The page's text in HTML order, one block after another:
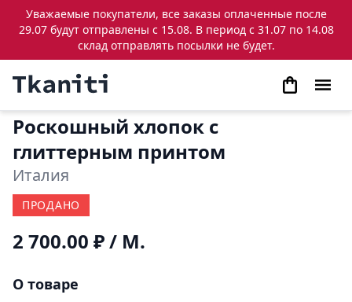
Уважаемые покупатели, все заказы оплаченные после
29.07 будут отправлены с 15.08. В период с 31.07 по 14.08
склад отправлять посылки не будет.
Роскошный хлопок с
глиттерным принтом
Италия
ПРОДАНО
2 700.00 ₽/ М.
О товаре